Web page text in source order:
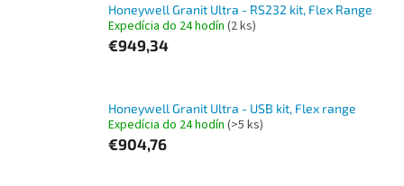
Honeywell Granit Ultra - RS232 kit, Flex Range
Expedícia do 24 hodín (2 ks)
€949,34
Honeywell Granit Ultra - USB kit, Flex range
Expedícia do 24 hodín (>5 ks)
€904,76